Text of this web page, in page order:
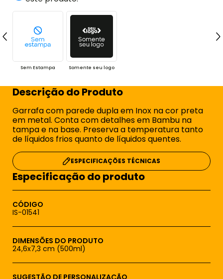
Sem Estampa Somente seu logo
Descrição do Produto
Garrafa com parede dupla em Inox na cor preta
em metal. Conta com detalhes em Bambu na
tampa e na base. Preserva a temperatura tanto
de líquidos frios quanto de líquidos quentes.
ESPECIFICAÇÕES TÉCNICAS
Especificação do produto
CÓDIGO
IS-01541
DIMENSÕES DO PRODUTO
24,6x7,3 cm (500ml)
SUGESTÃO DE PERSONALIZAÇÃO